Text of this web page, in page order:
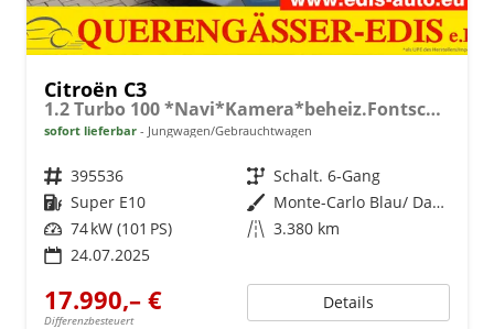
Citroën C3
1.2 Turbo 100 *Navi*Kamera*beheiz.Fontscheibe*
sofort lieferbar Jungwagen/Gebrauchtwagen
Fahrzeugnr. 395536 Getriebe Schalt. 6-Gang
Kraftstoff Super E10 Außenfarbe
Monte-Carlo Blau/ Dach weiß
Leistung 74 kW (101 PS) Kilometerstand 3.380 km
24.07.2025
17.990,– €
Differenzbesteuert
Details